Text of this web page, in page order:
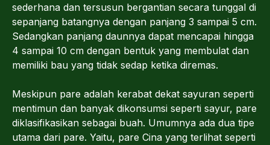
sederhana dan tersusun bergantian secara tunggal di
sepanjang batangnya dengan panjang 3 sampai 5 cm.
Sedangkan panjang daunnya dapat mencapai hingga
4 sampai 10 cm dengan bentuk yang membulat dan
memiliki bau yang tidak sedap ketika diremas.
Meskipun pare adalah kerabat dekat sayuran seperti
mentimun dan banyak dikonsumsi seperti sayur, pare
diklasifikasikan sebagai buah. Umumnya ada dua tipe
utama dari pare. Yaitu, pare Cina yang terlihat seperti